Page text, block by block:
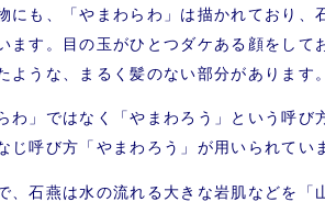
にも、「やまわらわ」は描かれており、
ます。目の玉がひとつダケある顔をして
ような、まるく髪のない部分があります。
わ」ではなく「やまわろう」という呼び
じ呼び方「やまわろう」が用いられてい
、石燕は水の流れる大きな岩肌などを「